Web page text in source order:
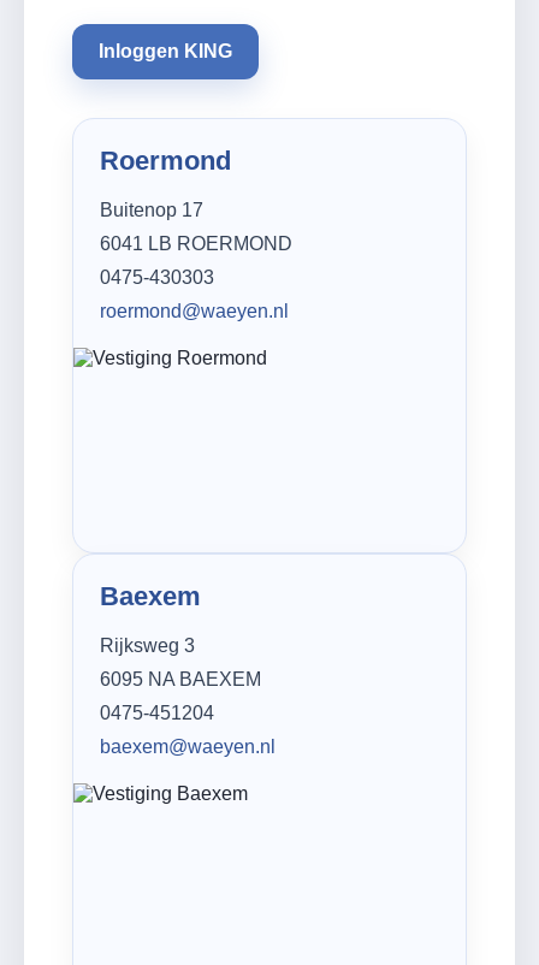
Inloggen KING
Roermond
Buitenop 17
6041 LB ROERMOND
0475-430303
roermond@waeyen.nl
Baexem
Rijksweg 3
6095 NA BAEXEM
0475-451204
baexem@waeyen.nl